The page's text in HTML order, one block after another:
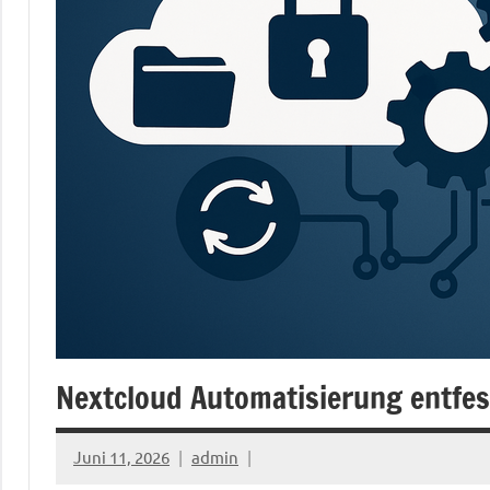
Nextcloud Automatisierung
Juni 11, 2026 admin